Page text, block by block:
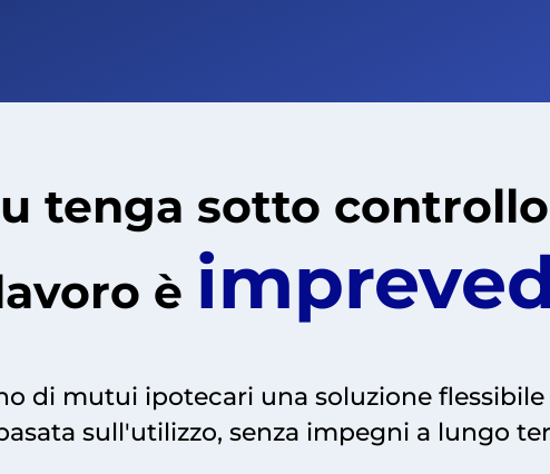
tenga sotto
è
di mutui ipotecari una soluzione
sull'utilizzo, senza impegni a lungo